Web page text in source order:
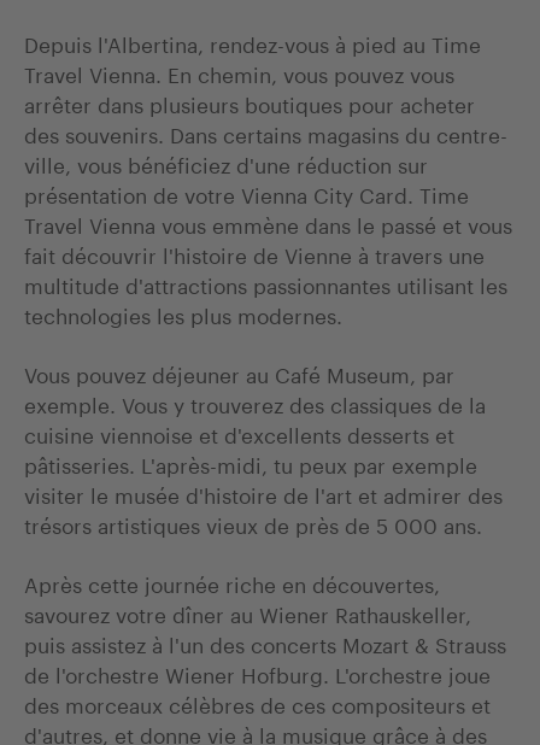
Depuis l'Albertina, rendez-vous à pied au Time
Travel Vienna. En chemin, vous pouvez vous
arrêter dans plusieurs boutiques pour acheter
des souvenirs. Dans certains magasins du centre-
ville, vous bénéficiez d'une réduction sur
présentation de votre Vienna City Card. Time
Travel Vienna vous emmène dans le passé et vous
fait découvrir l'histoire de Vienne à travers une
multitude d'attractions passionnantes utilisant les
technologies les plus modernes.
Vous pouvez déjeuner au Café Museum, par
exemple. Vous y trouverez des classiques de la
cuisine viennoise et d'excellents desserts et
pâtisseries. L'après-midi, tu peux par exemple
visiter le musée d'histoire de l'art et admirer des
trésors artistiques vieux de près de 5 000 ans.
Après cette journée riche en découvertes,
savourez votre dîner au Wiener Rathauskeller,
puis assistez à l'un des concerts Mozart & Strauss
de l'orchestre Wiener Hofburg. L'orchestre joue
des morceaux célèbres de ces compositeurs et
d'autres, et donne vie à la musique grâce à des